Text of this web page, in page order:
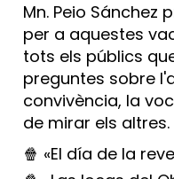
Mn. Peio Sánchez
per a aquestes
tots els públics
preguntes sobre
convivència, la
de mirar els altres.
🍿 «El día de la